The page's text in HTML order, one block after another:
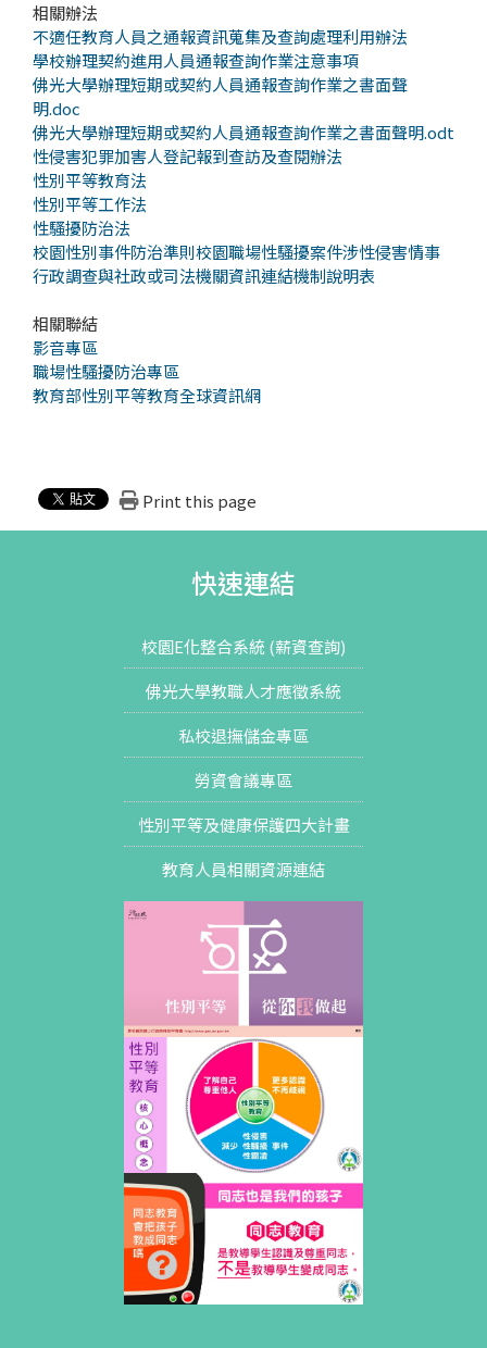
相關辦法
不適任教育人員之通報資訊蒐集及查詢處理利用辦法
學校辦理契約進用人員通報查詢作業注意事項
佛光大學辦理短期或契約人員通報查詢作業之書面聲
明.doc
佛光大學辦理短期或契約人員通報查詢作業之書面聲明.odt
性侵害犯罪加害人登記報到查訪及查閱辦法
性別平等教育法
性別平等工作法
性騷擾防治法
校園性別事件防治準則校園職場性騷擾案件涉性侵害情事
行政調查與社政或司法機關資訊連結機制說明表
相關聯結
影音專區
職場性騷擾防治專區
教育部性別平等教育全球資訊網
Print this page
快速連結
校園E化整合系統 (薪資查詢)
佛光大學教職人才應徵系統
私校退撫儲金專區
勞資會議專區
性別平等及健康保護四大計畫
教育人員相關資源連結